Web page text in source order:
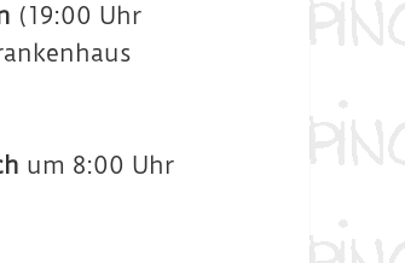
(19:00 Uhr
um 8:00 Uhr